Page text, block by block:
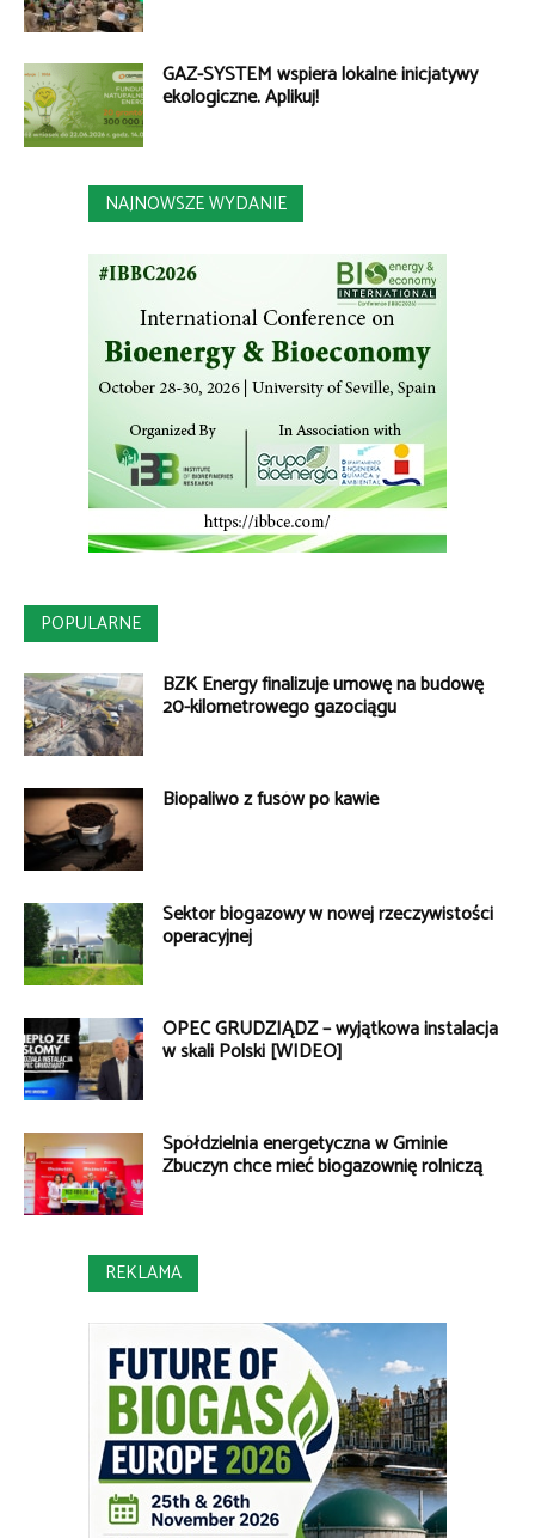
GAZ-SYSTEM wspiera lokalne inicjatywy
ekologiczne. Aplikuj!
NAJNOWSZE WYDANIE
POPULARNE
BZK Energy finalizuje umowę na budowę
20-kilometrowego gazociągu
Biopaliwo z fusów po kawie
Sektor biogazowy w nowej rzeczywistości
operacyjnej
OPEC GRUDZIĄDZ – wyjątkowa instalacja
w skali Polski [WIDEO]
Spółdzielnia energetyczna w Gminie
Zbuczyn chce mieć biogazownię rolniczą
REKLAMA